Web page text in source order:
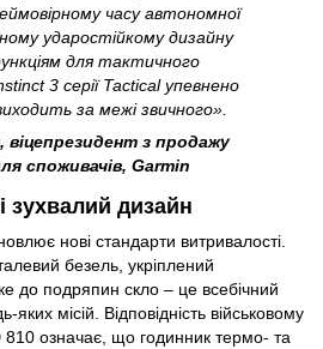
часу автономної
ударостійкому дизайну
для тактичного
3 серії Tactical упевнено
за межі звичного».
з продажу
споживачів, Garmin
зухвалий дизайн
нові стандарти витривалості.
безель, укріплений
до подряпин скло – це всебічний
яких місій. Відповідність військовому
означає, що годинник термо- та